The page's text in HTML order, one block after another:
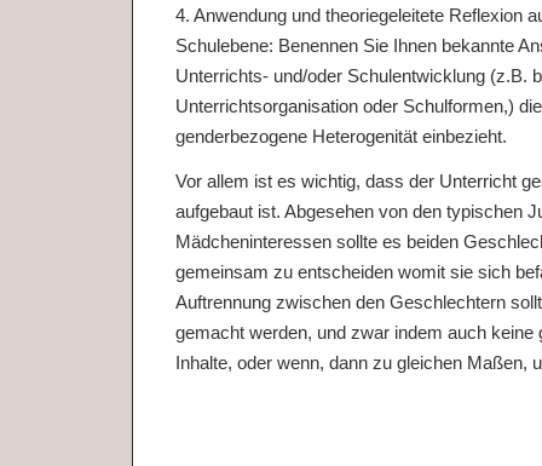
4. Anwendung und theoriegeleitete Reflexion
Schulebene: Benennen Sie Ihnen bekannte
Unterrichts- und/oder Schulentwicklung (z.B.
Unterrichtsorganisation oder Schulformen,)
genderbezogene Heterogenität einbezieht.
Vor allem ist es wichtig, dass der Unterricht
aufgebaut ist. Abgesehen von den typischen
Mädcheninteressen sollte es beiden
gemeinsam zu entscheiden womit sie sich
Auftrennung zwischen den Geschlechtern
gemacht werden, und zwar indem auch keine
Inhalte, oder wenn, dann zu gleichen Maßen,